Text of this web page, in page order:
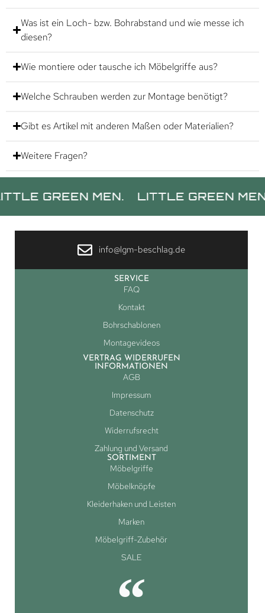
Was ist ein Loch- bzw. Bohrabstand und wie messe ich
diesen?
Wie montiere oder tausche ich Möbelgriffe aus?
Welche Schrauben werden zur Montage benötigt?
Gibt es Artikel mit anderen Maßen oder Materialien?
Weitere Fragen?
MEN. LITTLE GREEN MEN.
info@lgm-beschlag.de
SERVICE
FAQ
Kontakt
Bohrschablonen
Montagevideos
VERTRAG WIDERRUFEN
INFORMATIONEN
AGB
Impressum
Datenschutz
Widerrufsrecht
Zahlung und Versand
SORTIMENT
Möbelgriffe
Möbelknöpfe
Kleiderhaken und Leisten
Marken
Möbelgriff-Zubehör
SALE